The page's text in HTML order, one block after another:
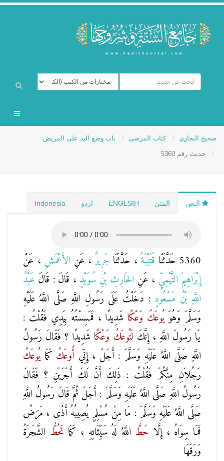
صحيح البخاري كتاب المرضى باب وضع اليد على المريض
حديث رقم 5360
النص المتن ENGLSIH اردو Indonesia
5360 حَدَّثَنَا قُتَيْبَةُ ، حَدَّثَنَا جَرِيرٌ، عَنِ الأَعْمَشِ ، عَنْ
إِبْرَاهِيمَ التَّيْمِيِّ ، عَنِ الحَارِثِ بْنِ سُوَيْدٍ ، قَالَ : قَالَ عَبْدُ
اللَّهِ بْنُ مَسْعُودٍ: دَخَلْتُ عَلَى رَسُولِ اللَّهِ صَلَّى اللَّهُ عَلَيْهِ
وَسَلَّمَ وَهُوَيُوعَكُ وَعْكًا شَدِيدًا ، فَمَسِسْتُهُ بِيَدِي فَقُلْتُ :
يَا رَسُولَ اللَّهِ ، إِنَّكَ لَتُوعَكُ وَعْكًا شَدِيدًا ؟ فَقَالَ رَسُولُ
اللَّهِ صَلَّى اللَّهُ عَلَيْهِ وَسَلَّمَ : أَجَلْ ، إِنِّي أُوعَكُ كَمَايُوعَكُ
رَجُلاَنِ مِنْكُمْ فَقُلْتُ : ذَلِكَ أَنَّ لَكَ أَجْرَيْنِ ؟ فَقَالَ
رَسُولُ اللَّهِ صَلَّى اللَّهُ عَلَيْهِ وَسَلَّمَ : أَجَلْ ثُمَّ قَالَ رَسُولُ اللَّهِ
صَلَّى اللَّهُ عَلَيْهِ وَسَلَّمَ : مَا مِنْ مُسْلِمٍ يُصِيبُهُ أَذًى ، مَرَضٌ
فَمَا سِوَاهُ ، إِلَّا حَطَّ اللَّهُ لَهُ سَيِّئَاتِهِ ، كَمَا تَحُطُّ الشَّجَرَةُ
وَرَقَهَا